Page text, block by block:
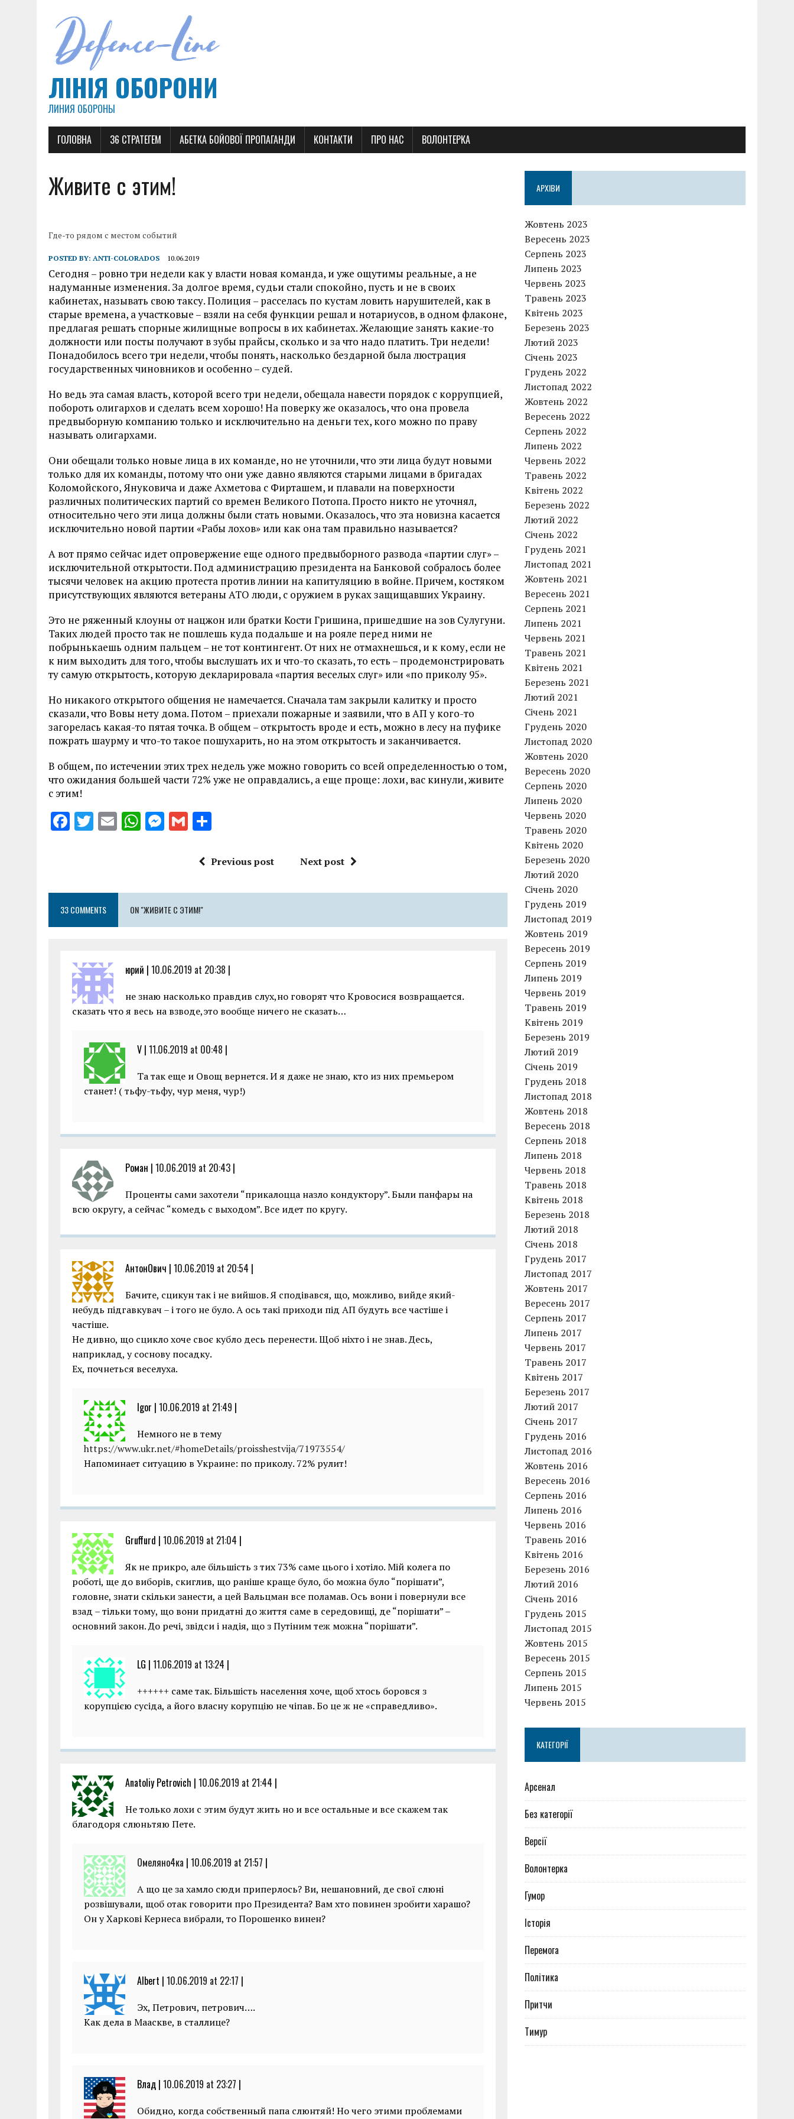
ЛІНІЯ ОБОРОНИ
ЛИНИЯ ОБОРОНЫ
ГОЛОВНА 36 СТРАТЕГЕМ АБЕТКА БОЙОВОЇ ПРОПАГАНДИ КОНТАКТИ ПРО НАС ВОЛОНТЕРКА
Живите с этим!
Где-то рядом с местом событий
POSTED BY: ANTI-COLORADOS 10.06.2019
Сегодня – ровно три недели как у власти новая команда, и уже ощутимы реальные, а не
надуманные изменения. За долгое время, судьи стали спокойно, пусть и не в своих
кабинетах, называть свою таксу. Полиция – расселась по кустам ловить нарушителей, как в
старые времена, а участковые – взяли на себя функции решал и нотариусов, в одном флаконе,
предлагая решать спорные жилищные вопросы в их кабинетах. Желающие занять какие-то
должности или посты получают в зубы прайсы, сколько и за что надо платить. Три недели!
Понадобилось всего три недели, чтобы понять, насколько бездарной была люстрация
государственных чиновников и особенно – судей.
Но ведь эта самая власть, которой всего три недели, обещала навести порядок с коррупцией,
побороть олигархов и сделать всем хорошо! На поверку же оказалось, что она провела
предвыборную компанию только и исключительно на деньги тех, кого можно по праву
называть олигархами.
Они обещали только новые лица в их команде, но не уточнили, что эти лица будут новыми
только для их команды, потому что они уже давно являются старыми лицами в бригадах
Коломойского, Януковича и даже Ахметова с Фирташем, и плавали на поверхности
различных политических партий со времен Великого Потопа. Просто никто не уточнял,
относительно чего эти лица должны были стать новыми. Оказалось, что эта новизна касается
исключительно новой партии «Рабы лохов» или как она там правильно называется?
А вот прямо сейчас идет опровержение еще одного предвыборного развода «партии слуг» –
исключительной открытости. Под администрацию президента на Банковой собралось более
тысячи человек на акцию протеста против линии на капитуляцию в войне. Причем, костяком
присутствующих являются ветераны АТО люди, с оружием в руках защищавших Украину.
Это не ряженный клоуны от нацжон или братки Кости Гришина, пришедшие на зов Сулугуни.
Таких людей просто так не пошлешь куда подальше и на рояле перед ними не
побрынькаешь одним пальцем – не тот контингент. От них не отмахнешься, и к кому, если не
к ним выходить для того, чтобы выслушать их и что-то сказать, то есть – продемонстрировать
ту самую открытость, которую декларировала «партия веселых слуг» или «по приколу 95».
Но никакого открытого общения не намечается. Сначала там закрыли калитку и просто
сказали, что Вовы нету дома. Потом – приехали пожарные и заявили, что в АП у кого-то
загорелась какая-то пятая точка. В общем – открытость вроде и есть, можно в лесу на пуфике
пожрать шаурму и что-то такое пошухарить, но на этом открытость и заканчивается.
В общем, по истечении этих трех недель уже можно говорить со всей определенностью о том,
что ожидания большей части 72% уже не оправдались, а еще проще: лохи, вас кинули, живите
с этим!
F
o
o
k
T
r
E W
A
p
p
M
g
er
G
ai a
Previous post Next post
33 COMMENTS ON "ЖИВИТЕ С ЭТИМ!"
юрий | 10.06.2019 at 20:38 |
не знаю насколько правдив слух,но говорят что Кровосися возвращается.
сказать что я весь на взводе,это вообще ничего не сказать…
V | 11.06.2019 at 00:48 |
Та так еще и Овощ вернется. И я даже не знаю, кто из них премьером
станет! ( тьфу-тьфу, чур меня, чур!)
Роман | 10.06.2019 at 20:43 |
Проценты сами захотели “прикалоцца назло кондуктору”. Были панфары на
всю округу, а сейчас “комедь с выходом”. Все идет по кругу.
АнтонОвич | 10.06.2019 at 20:54 |
Бачите, сцикун так і не вийшов. Я сподівався, що, можливо, вийде який-
небудь підгавкувач – і того не було. А ось такі приходи під АП будуть все частіше і
частіше.
Не дивно, що сцикло хоче своє кубло десь перенести. Щоб ніхто і не знав. Десь,
наприклад, у соснову посадку.
Ех, почнеться веселуха.
Igor | 10.06.2019 at 21:49 |
Немного не в тему
https://www.ukr.net/#homeDetails/proisshestvija/71973554/
Напоминает ситуацию в Украине: по приколу. 72% рулит!
Gruffurd | 10.06.2019 at 21:04 |
Як не прикро, але більшість з тих 73% саме цього і хотіло. Мій колега по
роботі, ще до виборів, скиглив, що раніше краще було, бо можна було “порішати”,
головне, знати скільки занести, а цей Вальцман все поламав. Ось вони і повернули все
взад – тільки тому, що вони придатні до життя саме в середовищі, де “порішати” –
основний закон. До речі, звідси і надія, що з Путіним теж можна “порішати”.
LG | 11.06.2019 at 13:24 |
++++++ саме так. Більшість населення хоче, щоб хтось боровся з
корупцією сусіда, а його власну корупцію не чіпав. Бо це ж не «справедливо».
Anatoliy Petrovich | 10.06.2019 at 21:44 |
Не только лохи с этим будут жить но и все остальные и все скажем так
благодоря слюньтяю Пете.
Омеляно4ка | 10.06.2019 at 21:57 |
А що це за хамло сюди приперлось? Ви, нешановний, де свої слюні
розвішували, щоб отак говорити про Президента? Вам хто повинен зробити харашо?
Он у Харкові Кернеса вибрали, то Порошенко винен?
Albert | 10.06.2019 at 22:17 |
Эх, Петрович, петрович….
Как дела в Мааскве, в сталлице?
Влад | 10.06.2019 at 23:27 |
Обидно, когда собственный папа слюнтяй! Но чего этими проблемами
АРХІВИ
Жовтень 2023
Вересень 2023
Серпень 2023
Липень 2023
Червень 2023
Травень 2023
Квітень 2023
Березень 2023
Лютий 2023
Січень 2023
Грудень 2022
Листопад 2022
Жовтень 2022
Вересень 2022
Серпень 2022
Липень 2022
Червень 2022
Травень 2022
Квітень 2022
Березень 2022
Лютий 2022
Січень 2022
Грудень 2021
Листопад 2021
Жовтень 2021
Вересень 2021
Серпень 2021
Липень 2021
Червень 2021
Травень 2021
Квітень 2021
Березень 2021
Лютий 2021
Січень 2021
Грудень 2020
Листопад 2020
Жовтень 2020
Вересень 2020
Серпень 2020
Липень 2020
Червень 2020
Травень 2020
Квітень 2020
Березень 2020
Лютий 2020
Січень 2020
Грудень 2019
Листопад 2019
Жовтень 2019
Вересень 2019
Серпень 2019
Липень 2019
Червень 2019
Травень 2019
Квітень 2019
Березень 2019
Лютий 2019
Січень 2019
Грудень 2018
Листопад 2018
Жовтень 2018
Вересень 2018
Серпень 2018
Липень 2018
Червень 2018
Травень 2018
Квітень 2018
Березень 2018
Лютий 2018
Січень 2018
Грудень 2017
Листопад 2017
Жовтень 2017
Вересень 2017
Серпень 2017
Липень 2017
Червень 2017
Травень 2017
Квітень 2017
Березень 2017
Лютий 2017
Січень 2017
Грудень 2016
Листопад 2016
Жовтень 2016
Вересень 2016
Серпень 2016
Липень 2016
Червень 2016
Травень 2016
Квітень 2016
Березень 2016
Лютий 2016
Січень 2016
Грудень 2015
Листопад 2015
Жовтень 2015
Вересень 2015
Серпень 2015
Липень 2015
Червень 2015
КАТЕГОРІЇ
Арсенал
Без категорії
Версії
Волонтерка
Гумор
Історія
Перемога
Політика
Притчи
Тимур